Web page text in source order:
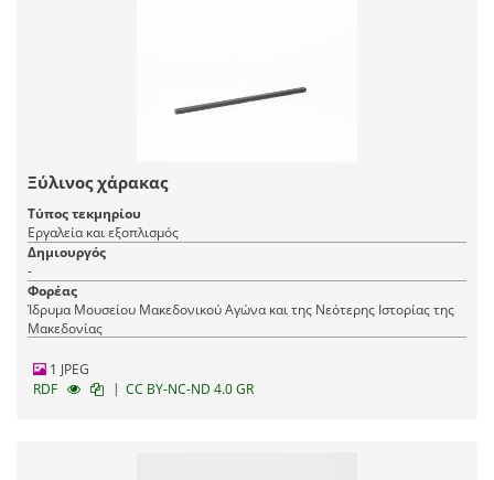
Ξύλινος χάρακας
Τύπος τεκμηρίου
Εργαλεία και εξοπλισμός
Δημιουργός
-
Φορέας
Ίδρυμα Μουσείου Μακεδονικού Αγώνα και της Νεότερης Ιστορίας της
Μακεδονίας
1 JPEG
RDF
| CC BY-NC-ND 4.0 GR